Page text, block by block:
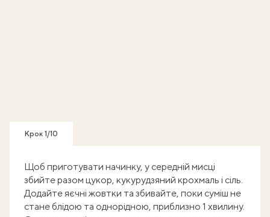
Крок 1/10
Щоб приготувати начинку, у середній мисці
збийте разом цукор, кукурудзяний крохмаль і сіль.
Додайте яєчні жовтки та збивайте, поки суміш не
стане блідою та однорідною, приблизно 1 хвилину.